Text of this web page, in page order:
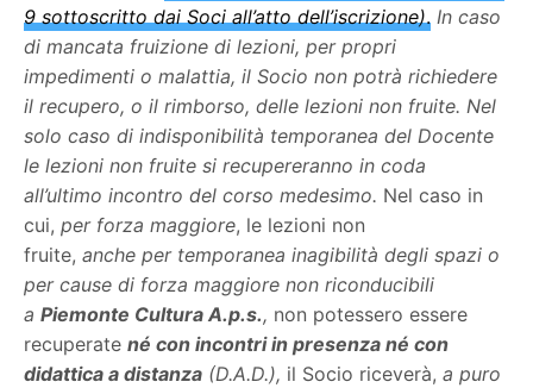
9 sottoscritto dai Soci all’atto dell’iscrizione). In caso
di mancata fruizione di lezioni, per propri
impedimenti o malattia, il Socio non potrà richiedere
il recupero, o il rimborso, delle lezioni non fruite. Nel
solo caso di indisponibilità temporanea del Docente
le lezioni non fruite si recupereranno in coda
all’ultimo incontro del corso medesimo. Nel caso in
cui,per forza maggiore, le lezioni non
fruite,anche per temporanea inagibilità degli spazi o
per cause di forza maggiore non riconducibili
aPiemonte Cultura A.p.s., non potessero essere
recuperatené con incontri in presenza né con
didattica a distanza (D.A.D.), il Socio riceverà, a puro